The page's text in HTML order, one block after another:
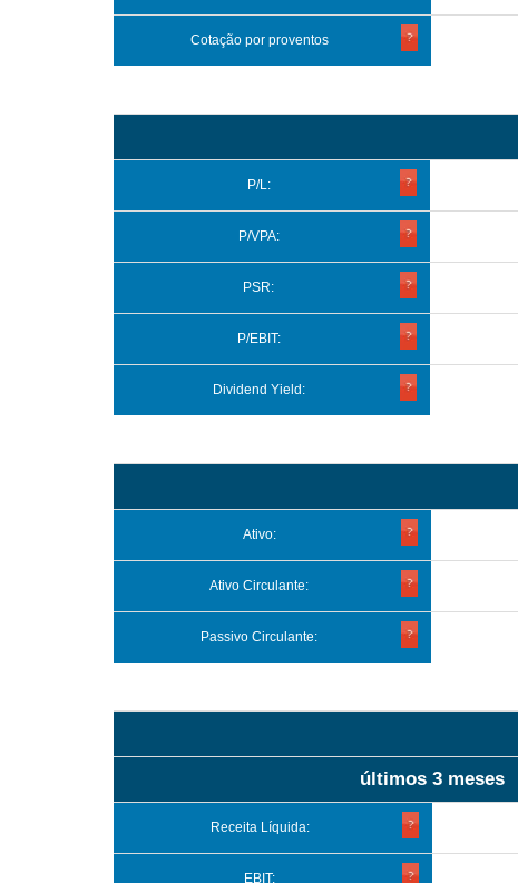
Cotação por proventos
P/L:
P/VPA:
PSR:
P/EBIT:
Dividend Yield:
Ativo:
Ativo Circulante:
Passivo Circulante:
últimos 3 meses
Receita Líquida:
EBIT: